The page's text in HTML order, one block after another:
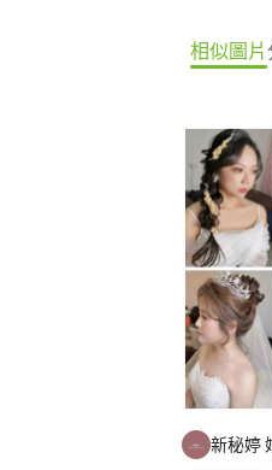
相似圖片